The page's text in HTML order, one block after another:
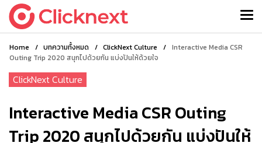
Home / บทความทั้งหมด / ClickNext Culture / Interactive Media CSR
Outing Trip 2020 สนุกไปด้วยกัน แบ่งปันให้ด้วยใจ
ClickNext Culture
Interactive Media CSR Outing
Trip 2020 สนุกไปด้วยกัน แบ่งปันให้